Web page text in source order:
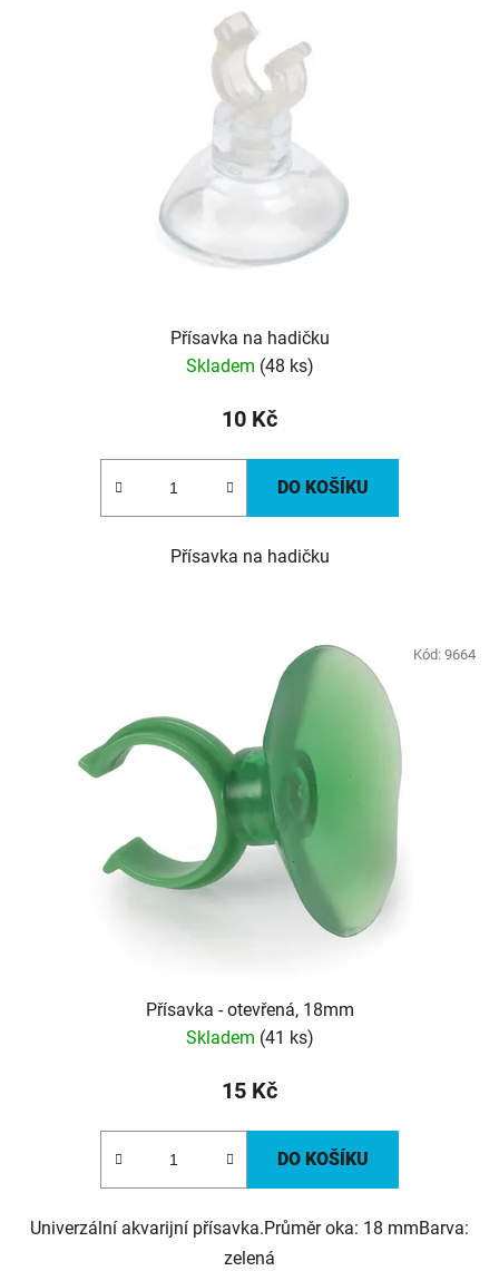
Přísavka na hadičku
Skladem (48 ks)
10 Kč
DO KOŠÍKU
Přísavka na hadičku
Přísavka - otevřená, 18mm
Skladem (41 ks)
15 Kč
DO KOŠÍKU
Univerzální akvarijní přísavka.Průměr oka: 18 mmBarva:
zelená
Kód: 9664